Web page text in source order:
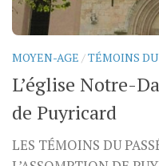
MOYEN-AGE /TÉMOINS DU
L’église Notre-
de Puyricard
LES TÉMOINS DU